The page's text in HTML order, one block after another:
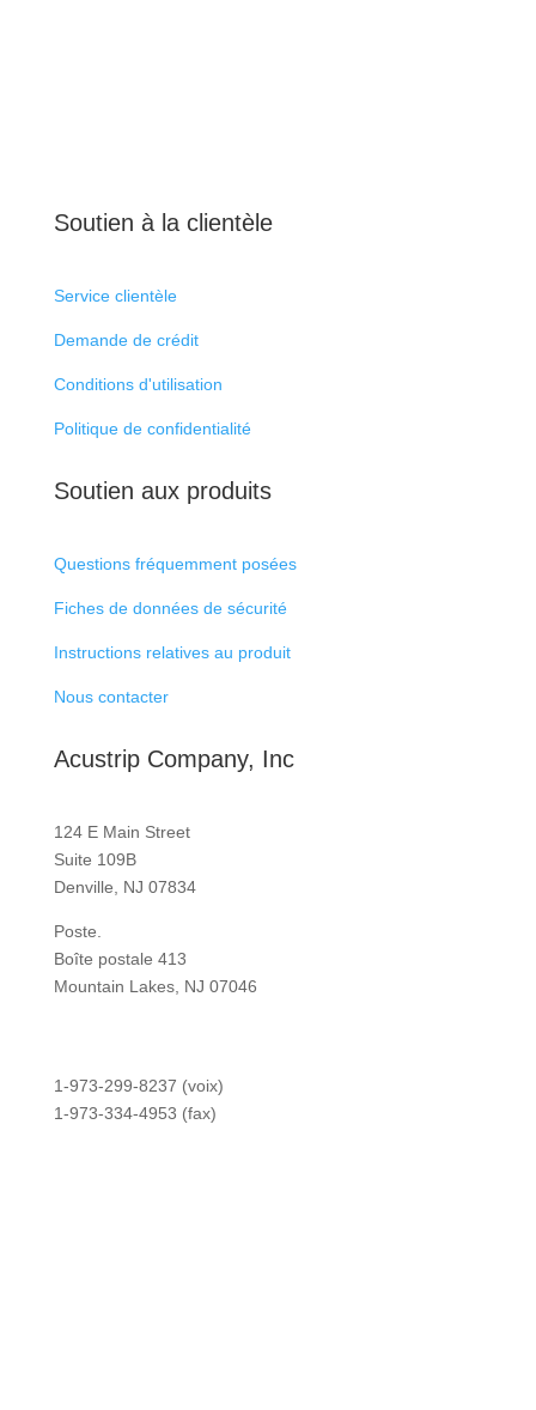
Soutien à la clientèle
Service clientèle
Demande de crédit
Conditions d'utilisation
Politique de confidentialité
Soutien aux produits
Questions fréquemment posées
Fiches de données de sécurité
Instructions relatives au produit
Nous contacter
Acustrip Company, Inc
124 E Main Street
Suite 109B
Denville, NJ 07834
Poste.
Boîte postale 413
Mountain Lakes, NJ 07046
1-973-299-8237 (voix)
1-973-334-4953 (fax)